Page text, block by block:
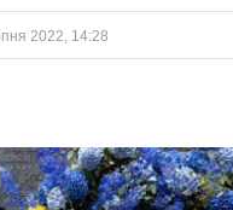
2022, 14:28